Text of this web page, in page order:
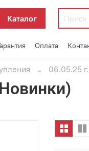
Каталог
Оплата
06.05.25